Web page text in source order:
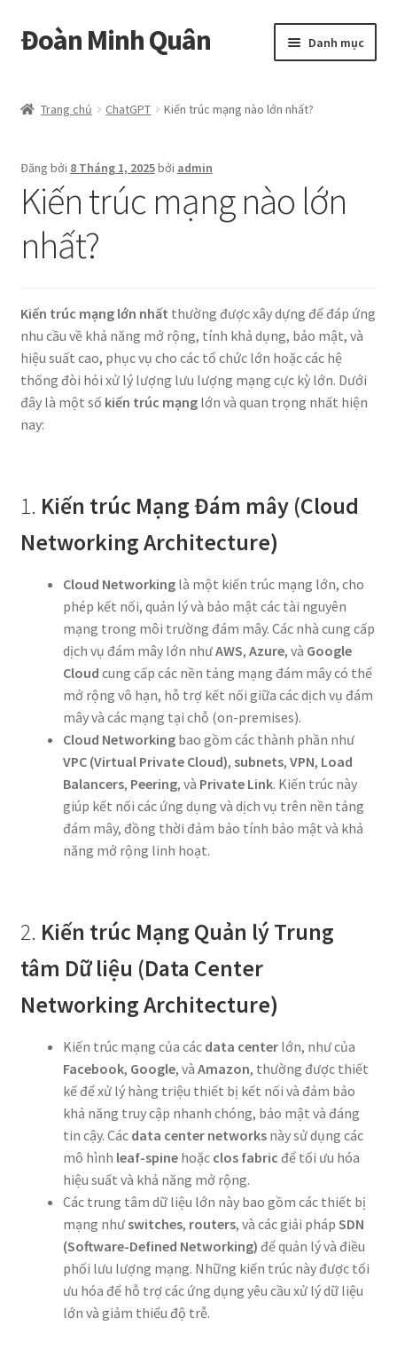
Đi
đến
hướng
Chuyển
đến
dung
Đoàn Minh Quân Danh mục
Cửa hàng
Hồ sơ năng lực
Album
Mở
rộng
con
Trang chủ ChatGPT Kiến trúc mạng nào lớn nhất?
Đăng bởi 8 Tháng 1, 2025bởi admin
Kiến trúc mạng nào lớn
nhất?
Kiến trúc mạng lớn nhất thường được xây dựng để đáp ứng
nhu cầu về khả năng mở rộng, tính khả dụng, bảo mật, và
hiệu suất cao, phục vụ cho các tổ chức lớn hoặc các hệ
thống đòi hỏi xử lý lượng lưu lượng mạng cực kỳ lớn. Dưới
đây là một số kiến trúc mạnglớn và quan trọng nhất hiện
nay:
1. Kiến trúc Mạng Đám mây (Cloud
Networking Architecture)
Cloud Networkinglà một kiến trúc mạng lớn, cho
phép kết nối, quản lý và bảo mật các tài nguyên
mạng trong môi trường đám mây. Các nhà cung cấp
dịch vụ đám mây lớn nhưAWS, Azure, và Google
Cloud cung cấp các nền tảng mạng đám mây có thể
mở rộng vô hạn, hỗ trợ kết nối giữa các dịch vụ đám
mây và các mạng tại chỗ (on-premises).
Cloud Networkingbao gồm các thành phần như
VPC (Virtual Private Cloud), subnets, VPN, Load
Balancers, Peering, và Private Link. Kiến trúc này
giúp kết nối các ứng dụng và dịch vụ trên nền tảng
đám mây, đồng thời đảm bảo tính bảo mật và khả
năng mở rộng linh hoạt.
2. Kiến trúc Mạng Quản lý Trung
tâm Dữ liệu (Data Center
Networking Architecture)
Kiến trúc mạng của các data centerlớn, như của
Facebook, Google, và Amazon, thường được thiết
kế để xử lý hàng triệu thiết bị kết nối và đảm bảo
khả năng truy cập nhanh chóng, bảo mật và đáng
tin cậy. Các data center networksnày sử dụng các
mô hình leaf-spinehoặc clos fabric để tối ưu hóa
hiệu suất và khả năng mở rộng.
Các trung tâm dữ liệu lớn này bao gồm các thiết bị
mạng nhưswitches, routers, và các giải pháp SDN
(Software-Defined Networking) để quản lý và điều
phối lưu lượng mạng. Những kiến trúc này được tối
ưu hóa để hỗ trợ các ứng dụng yêu cầu xử lý dữ liệu
lớn và giảm thiểu độ trễ.